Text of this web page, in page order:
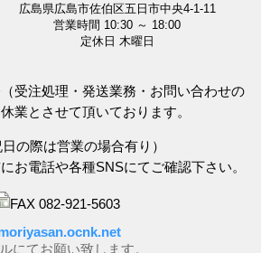
広島県広島市佐伯区五日市中央4-1-11
営業時間 10:30 ～ 18:00
定休日 木曜日
受注処理・発送業務・お問い合わせの
業とさせて頂いております。
の際は営業の場合有り）
お電話や各種SNSにてご確認下さい。
FAX 082-921-5603
にてお願い致します。